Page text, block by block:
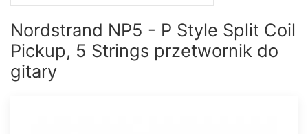
Nordstrand NP5 - P Style Split Coil
Pickup, 5 Strings przetwornik do
gitary